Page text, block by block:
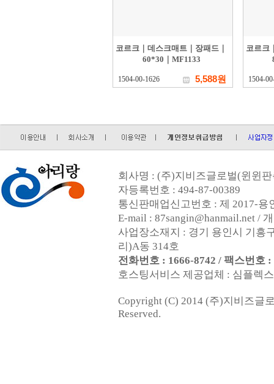
코르크｜데스크매트｜장패드｜
60*30｜MF1133
1504-00-1626 5,588원
코르크
1504-
회사명 : (주)지비즈글로벌(윈윈
자등록번호 : 494-87-00389
통신판매업신고번호 : 제 2017-용
E-mail : 87sangin@hanmail.net /
사업장소재지 : 경기 용인시 기흥
리)A동 314호
전화번호 : 1666-8742 / 팩스번호 :
호스팅서비스 제공업체 : 심플렉
Copyright (C) 2014 (주)지비즈글
Reserved.